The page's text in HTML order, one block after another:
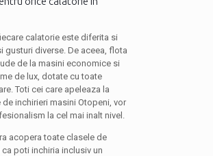
calatorie este diferita si
gusturi diverse. De aceea, flota
de la masini economice si
de lux, dotate cu toate
Toti cei care apeleaza la
inchirieri masini Otopeni, vor
la cel mai inalt nivel.
acopera toate clasele de
poti inchiria inclusiv un